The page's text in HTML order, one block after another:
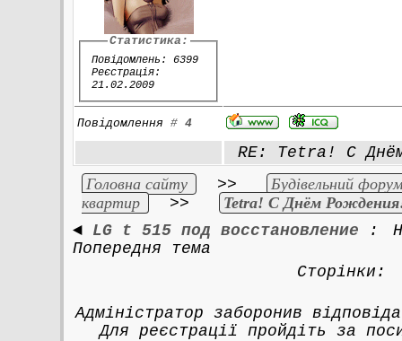
Статистика:
Повідомлень: 6399
Реєстрація:
21.02.2009
Повідомлення#4
RE: Tetra! С
Головна сайту
>>
Будівельний
квартир
>>
Tetra! С Днём
◄ LG t 515 под восстановление :
Попередня тема
Адміністратор заборонив
Для реєстрації пройдіть за